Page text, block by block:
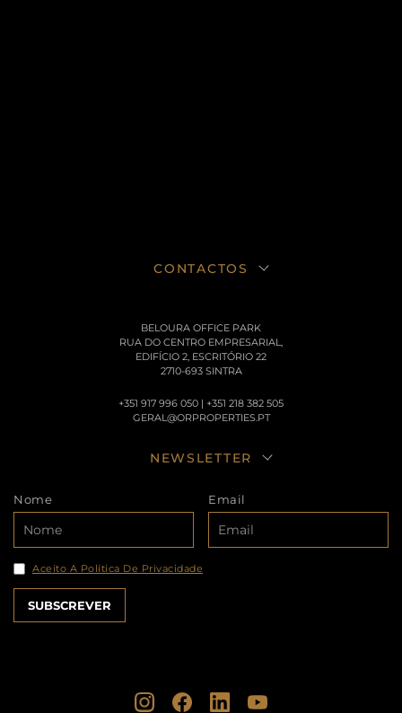
CONTACTOS
BELOURA OFFICE PARK
RUA DO CENTRO EMPRESARIAL,
EDIFÍCIO 2, ESCRITÓRIO 22
2710-693 SINTRA
+351 917 996 050 | +351 218 382 505
GERAL@ORPROPERTIES.PT
NEWSLETTER
Nome Email
Aceito A Política De Privacidade